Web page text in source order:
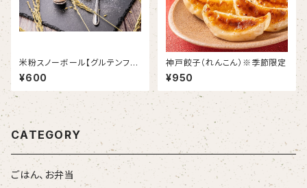
米粉スノーボール【グルテンフリ
ー】
¥600
神戸餃子（れんこん）※季節限定
¥950
CATEGORY
ごはん、お弁当